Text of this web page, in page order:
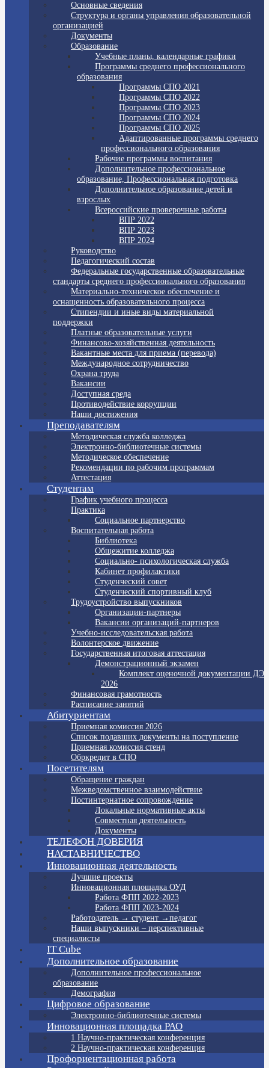
Основные сведения
Структура и органы управления образовательной
организацией
Документы
Образование
Учебные планы, календарные графики
Программы среднего профессионального
образования
Программы СПО 2021
Программы СПО 2022
Программы СПО 2023
Программы СПО 2024
Программы СПО 2025
Адаптированные программы среднего
профессионального образования
Рабочие программы воспитания
Дополнительное профессиональное
образование, Профессиональная подготовка
Дополнительное образование детей и
взрослых
Всероссийские проверочные работы
ВПР 2022
ВПР 2023
ВПР 2024
Руководство
Педагогический состав
Федеральные государственные образовательные
стандарты среднего профессионального образования
Материально-техническое обеспечение и
оснащенность образовательного процесса
Стипендии и иные виды материальной
поддержки
Платные образовательные услуги
Финансово-хозяйственная деятельность
Вакантные места для приема (перевода)
Международное сотрудничество
Охрана труда
Вакансии
Доступная среда
Противодействие коррупции
Наши достижения
Преподавателям
Методическая служба колледжа
Электронно-библиотечные системы
Методическое обеспечение
Рекомендации по рабочим программам
Аттестация
Студентам
График учебного процесса
Практика
Социальное партнерство
Воспитательная работа
Библиотека
Общежитие колледжа
Социально- психологическая служба
Кабинет профилактики
Студенческий совет
Студенческий спортивный клуб
Трудоустройство выпускников
Организации-партнеры
Вакансии организаций-партнеров
Учебно-исследовательская работа
Волонтерское движение
Государственная итоговая аттестация
Демонстрационный экзамен
Комплект оценочной документации ДЭ
2026
Финансовая грамотность
Расписание занятий
Абитуриентам
Приемная комиссия 2026
Список подавших документы на поступление
Приемная комиссия стенд
Обркредит в СПО
Посетителям
Обращение граждан
Межведомственное взаимодействие
Постинтернатное сопровождение
Локальные нормативные акты
Совместная деятельность
Документы
ТЕЛЕФОН ДОВЕРИЯ
НАСТАВНИЧЕСТВО
Инновационная деятельность
Лучшие проекты
Инновационная площадка ОУД
Работа ФПП 2022-2023
Работа ФПП 2023-2024
Работодатель → студент →педагог
Наши выпускники – перспективные
специалисты
IT Cube
Дополнительное образование
Дополнительное профессиональное
образование
Демография
Цифровое образование
Электронно-библиотечные системы
Инновационная площадка РАО
1 Научно-практическая конференция
2 Научно-практическая конференция
Профориентационная работа